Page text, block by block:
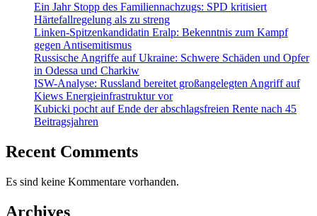
Ein Jahr Stopp des Familiennachzugs: SPD kritisiert
Härtefallregelung als zu streng
Linken-Spitzenkandidatin Eralp: Bekenntnis zum Kampf
gegen Antisemitismus
Russische Angriffe auf Ukraine: Schwere Schäden und Opfer
in Odessa und Charkiw
ISW-Analyse: Russland bereitet großangelegten Angriff auf
Kiews Energieinfrastruktur vor
Kubicki pocht auf Ende der abschlagsfreien Rente nach 45
Beitragsjahren
Recent Comments
Es sind keine Kommentare vorhanden.
Archives